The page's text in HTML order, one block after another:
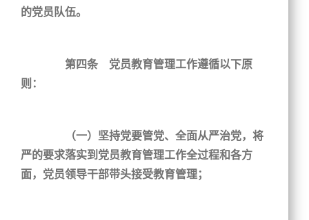
的党员队伍。
第四条 党员教育管理工作遵循以下原
则：
（一）坚持党要管党、全面从严治党，将
严的要求落实到党员教育管理工作全过程和各方
面，党员领导干部带头接受教育管理；